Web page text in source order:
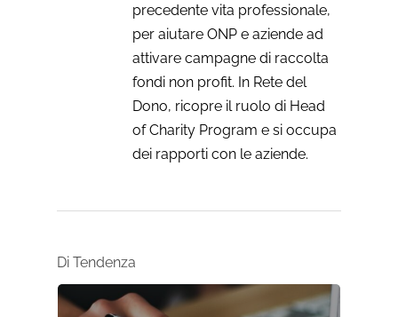
precedente vita professionale,
per aiutare ONP e aziende ad
attivare campagne di raccolta
fondi non profit. In Rete del
Dono, ricopre il ruolo di Head
of Charity Program e si occupa
dei rapporti con le aziende.
Di Tendenza